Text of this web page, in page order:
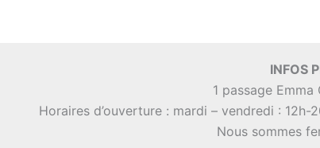
INFOS
1 passage Emma
Horaires d’ouverture : mardi – vendredi :
Nous sommes